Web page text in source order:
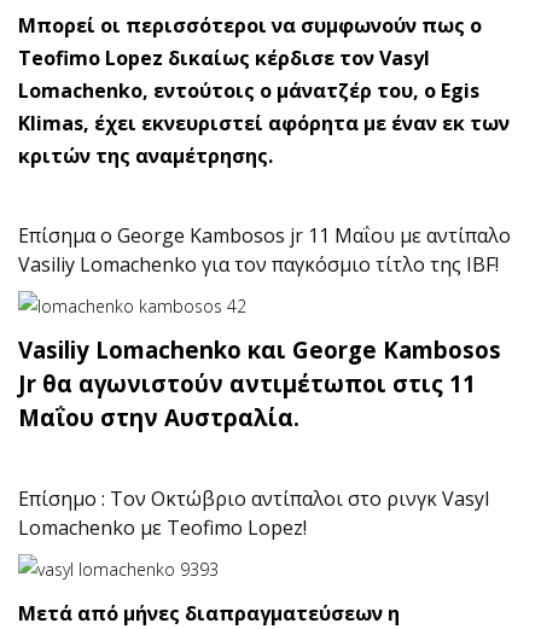
Μπορεί οι περισσότεροι να συμφωνούν πως ο
Teofimo Lopez δικαίως κέρδισε τον Vasyl
Lomachenko, εντούτοις ο μάνατζέρ του, ο Egis
Klimas, έχει εκνευριστεί αφόρητα με έναν εκ των
κριτών της αναμέτρησης.
Επίσημα ο George Kambosos jr 11 Μαΐου με αντίπαλο
Vasiliy Lomachenko για τον παγκόσμιο τίτλο της IBF!
Vasiliy Lomachenko και George Kambosos
Jr θα αγωνιστούν αντιμέτωποι στις 11
Μαΐου στην Αυστραλία.
Επίσημο : Τον Οκτώβριο αντίπαλοι στο ρινγκ Vasyl
Lomachenko με Teofimo Lopez!
Μετά από μήνες διαπραγματεύσεων η